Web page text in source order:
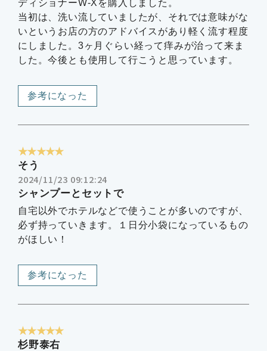
ディショナーW-Xを購入しました。
当初は、洗い流していましたが、それでは意味がな
いというお店の方のアドバイスがあり軽く流す程度
にしました。3ヶ月ぐらい経って痒みが治って来ま
した。今後とも使用して行こうと思っています。
参考になった
★★★★★
そう
2024/11/23 09:12:24
シャンプーとセットで
自宅以外でホテルなどで使うことが多いのですが、
必ず持っていきます。１日分小袋になっているもの
がほしい！
参考になった
★★★★★
杉野泰右